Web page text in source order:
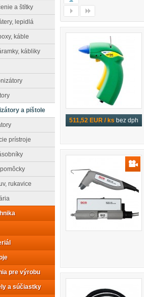
511,52 EUR / ks bez dph
a štítky
lepidlá
káble
kábliky
a pištole
prístroje
rukavice
pre výrobu
a súčiastky